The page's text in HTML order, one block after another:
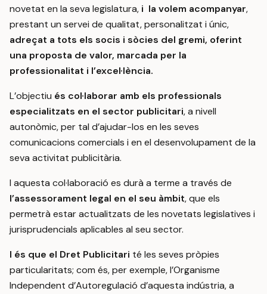
novetat en la seva legislatura, i la volem acompanyar,
prestant un servei de qualitat, personalitzat i únic,
adreçat a tots els socis i sòcies del gremi, oferint
una proposta de valor, marcada per la
professionalitat i l’excel·lència.
L’objectiu és col·laborar amb els professionals
especialitzats en el sector publicitari, a nivell
autonòmic, per tal d’ajudar-los en les seves
comunicacions comercials i en el desenvolupament de la
seva activitat publicitària.
I aquesta col·laboració es durà a terme a través de
l’assessorament legal en el seu àmbit, que els
permetrà estar actualitzats de les novetats legislatives i
jurisprudencials aplicables al seu sector.
I és que el Dret Publicitari té les seves pròpies
particularitats; com és, per exemple, l’Organisme
Independent d’Autoregulació d’aquesta indústria, a